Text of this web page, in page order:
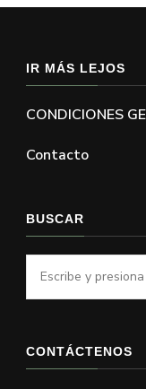
IR MÁS LEJOS
CONDICIONES
Contacto
BUSCAR
¿Buscas
algo?
CONTÁCTENOS